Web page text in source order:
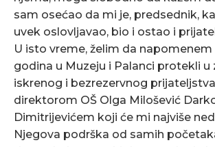
sam osećao da mi je, predsednik,
uvek oslovljavao, bio i ostao i
U isto vreme, želim da napomenem
godina u Muzeju i Palanci protekli u
iskrenog i bezrezervnog
direktorom OŠ Olga Milošević
Dimitrijevićem koji će mi najviše
Njegova podrška od samih